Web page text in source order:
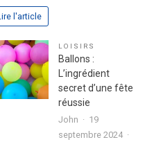
avec
chicken
l'article
LOISIRS
Ballons :
L’ingrédient
secret d’une fête
réussie
John
19
septembre 2024